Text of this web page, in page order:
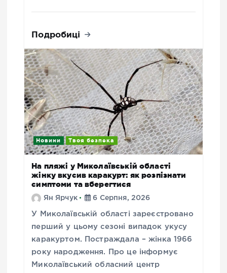
Подробиці
Новини Твоя безпека
На пляжі у Миколаївській області
жінку вкусив каракурт: як розпізнати
симптоми та вберегтися
Ян Ярчук 6 Серпня, 2026
У Миколаївській області зареєстровано
перший у цьому сезоні випадок укусу
каракуртом. Постраждала – жінка 1966
року народження. Про це інформує
Миколаївський обласний центр